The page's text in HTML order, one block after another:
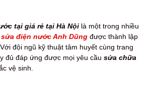
tại giá rẻ tại Hà Nội là một trong nhiều
sửa điện nước Anh Dũng được thành lập
đội ngũ kỹ thuật tâm huyết cùng trang
đủ đáp ứng được mọi yêu cầu sửa chữa
vệ sinh.